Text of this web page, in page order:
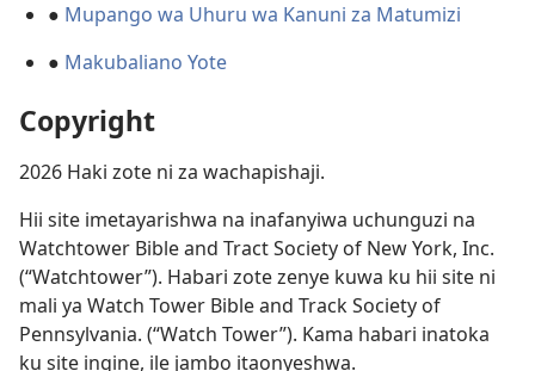
● Mupango wa Uhuru wa Kanuni za Matumizi
● Makubaliano Yote
Copyright
2026 Haki zote ni za wachapishaji.
Hii site imetayarishwa na inafanyiwa uchunguzi na
Watchtower Bible and Tract Society of New York, Inc.
(“Watchtower”). Habari zote zenye kuwa ku hii site ni
mali ya Watch Tower Bible and Track Society of
Pennsylvania. (“Watch Tower”). Kama habari inatoka
ku site ingine, ile jambo itaonyeshwa.